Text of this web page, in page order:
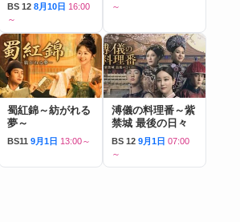
BS 12 8月10日 16:00
～
～
蜀紅錦～紡がれる
夢～
BS11 9月1日 13:00～
溥儀の料理番～紫
禁城 最後の日々
BS 12 9月1日 07:00
～